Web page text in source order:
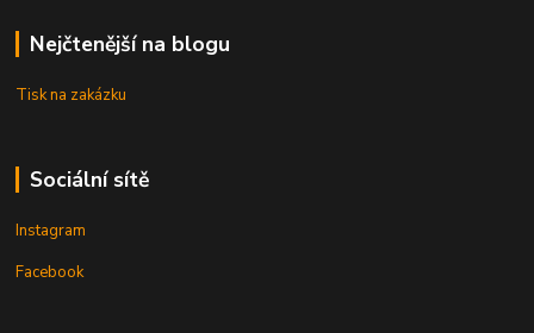
Nejčtenější na blogu
Tisk na zakázku
Sociální sítě
Instagram
Facebook